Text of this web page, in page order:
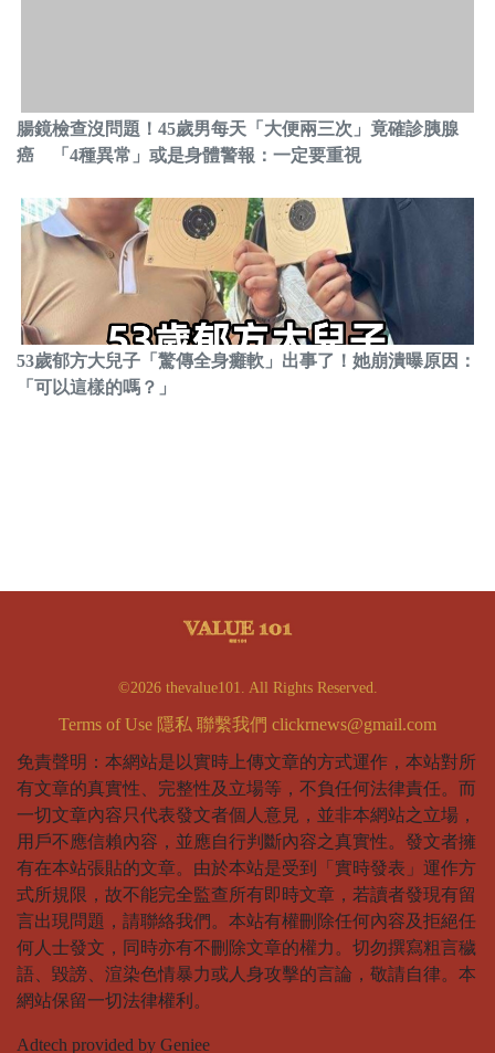
腸鏡檢查沒問題！45歲男每天「大便兩三次」竟確診胰腺
癌 「4種異常」或是身體警報：一定要重視
53歲郁方大兒子「驚傳全身癱軟」出事了！她崩潰曝原因：
「可以這樣的嗎？」
©2026 thevalue101. All Rights Reserved.
Terms of Use 隱私 聯繫我們 clickrnews@gmail.com
免責聲明：本網站是以實時上傳文章的方式運作，本站對所
有文章的真實性、完整性及立場等，不負任何法律責任。而
一切文章內容只代表發文者個人意見，並非本網站之立場，
用戶不應信賴內容，並應自行判斷內容之真實性。發文者擁
有在本站張貼的文章。由於本站是受到「實時發表」運作方
式所規限，故不能完全監查所有即時文章，若讀者發現有留
言出現問題，請聯絡我們。本站有權刪除任何內容及拒絕任
何人士發文，同時亦有不刪除文章的權力。切勿撰寫粗言穢
語、毀謗、渲染色情暴力或人身攻擊的言論，敬請自律。本
網站保留一切法律權利。
Adtech provided by Geniee